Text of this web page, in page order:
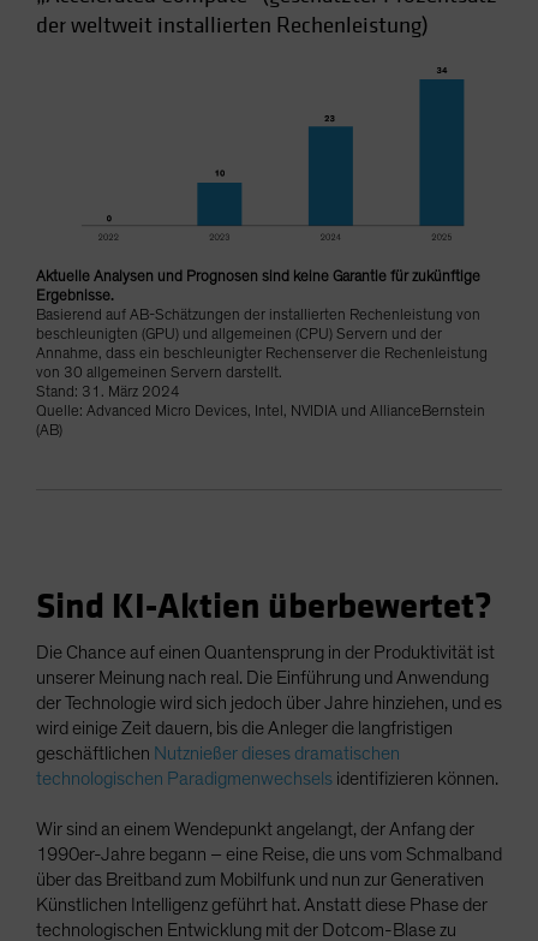
der weltweit installierten Rechenleistung)
Aktuelle Analysen und Prognosen sind keine Garantie für zukünftige
Ergebnisse.
Basierend auf AB-Schätzungen der installierten Rechenleistung von
beschleunigten (GPU) und allgemeinen (CPU) Servern und der
Annahme, dass ein beschleunigter Rechenserver die Rechenleistung
von 30 allgemeinen Servern darstellt.
Stand: 31. März 2024
Quelle: Advanced Micro Devices, Intel, NVIDIA und AllianceBernstein
(AB)
Sind KI-Aktien überbewertet?
Die Chance auf einen Quantensprung in der Produktivität ist
unserer Meinung nach real. Die Einführung und Anwendung
der Technologie wird sich jedoch über Jahre hinziehen, und es
wird einige Zeit dauern, bis die Anleger die langfristigen
geschäftlichen Nutznießer dieses dramatischen
technologischen Paradigmenwechsels identifizieren können.
Wir sind an einem Wendepunkt angelangt, der Anfang der
1990er-Jahre begann – eine Reise, die uns vom Schmalband
über das Breitband zum Mobilfunk und nun zur Generativen
Künstlichen Intelligenz geführt hat. Anstatt diese Phase der
technologischen Entwicklung mit der Dotcom-Blase zu